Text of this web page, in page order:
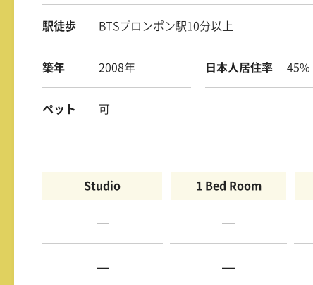
駅徒歩 BTSプロンポン駅10分以上
築年 2008年 日本人居住率 45%
ペット 可
Studio 1 Bed Room
— —
— —